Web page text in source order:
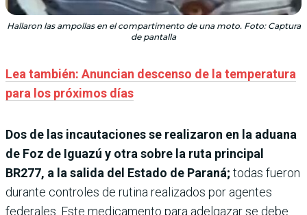
Hallaron las ampollas en el compartimento de una moto. Foto: Captura
de pantalla
Lea también: Anuncian descenso de la temperatura
para los próximos días
Dos de las incautaciones se realizaron en la aduana
de Foz de Iguazú y otra sobre la ruta principal
BR277, a la salida del Estado de Paraná; todas fueron
durante controles de rutina realizados por agentes
federales. Este medicamento para adelgazar se debe